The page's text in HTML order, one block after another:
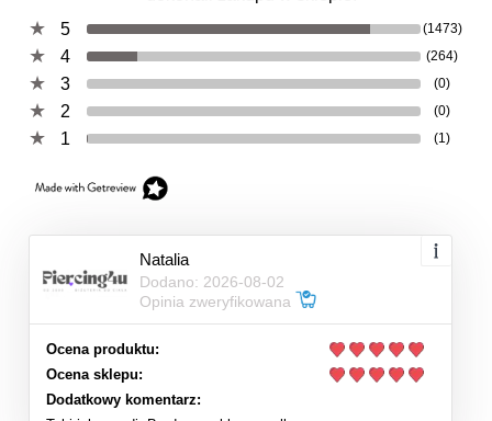
5
(1473)
4 (264)
3 (0)
2 (0)
1 (1)
Natalia
Dodano: 2026-08-02
Opinia zweryfikowana
Ocena produktu:
Ocena sklepu:
Dodatkowy komentarz: